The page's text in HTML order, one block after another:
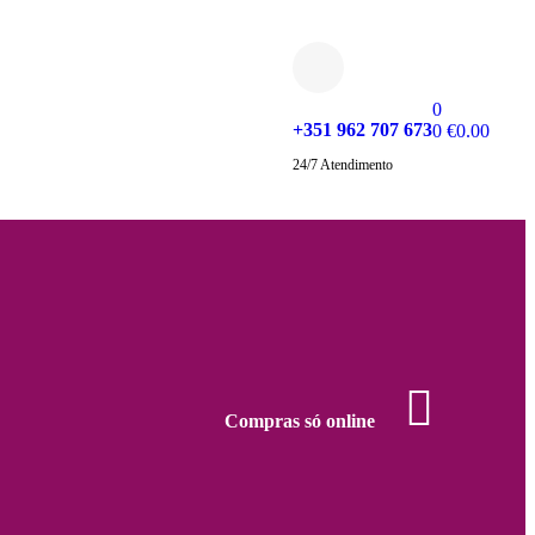
+351 962 707 673
24/7 Atendimento
0
0 €0.00
Compras só online